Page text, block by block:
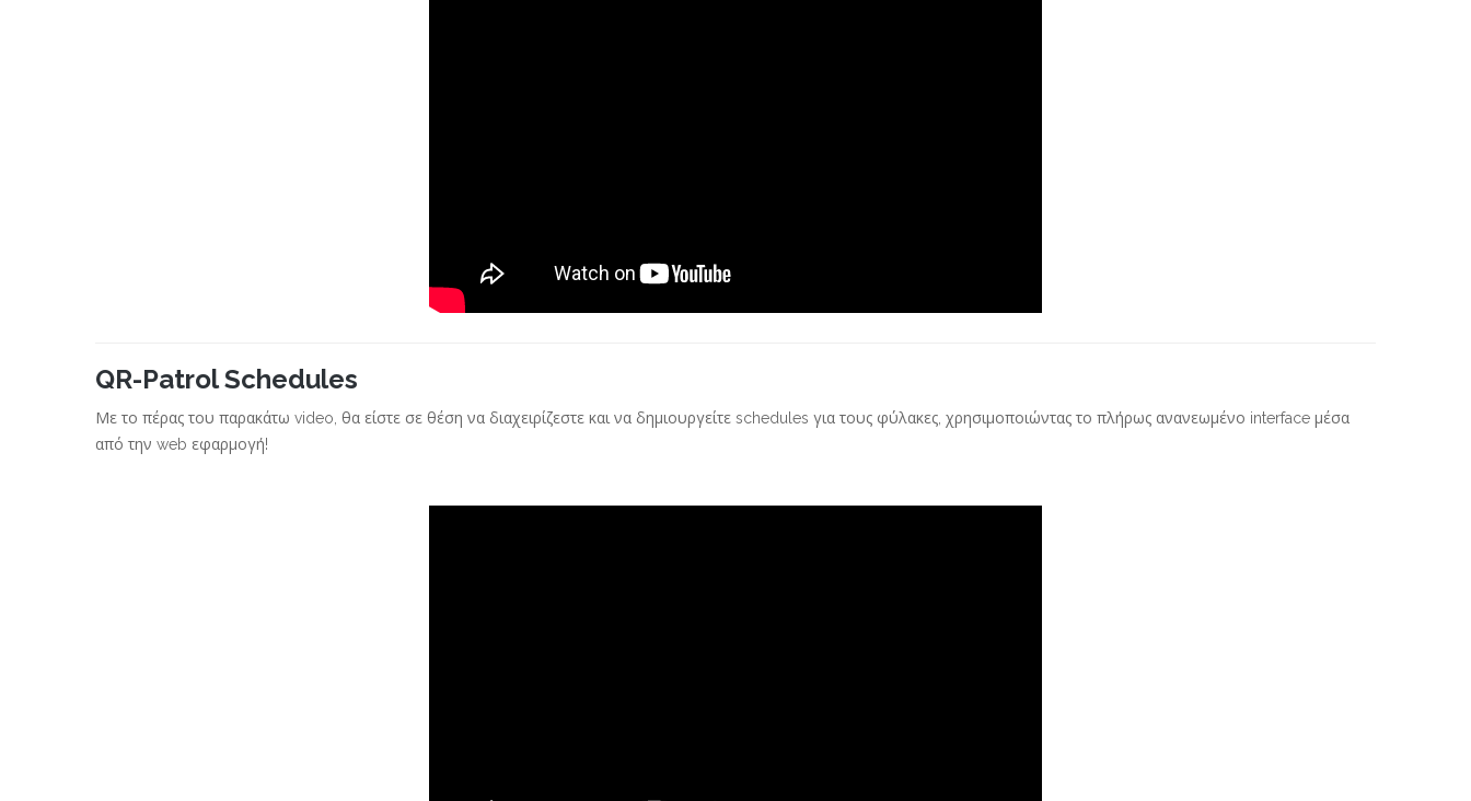
QR-Patrol Schedules
Με το πέρας του παρακάτω video, θα είστε σε θέση να διαχειρίζεστε και να δημιουργείτε schedules για τους φύλακες, χρησιμοποιώντας το πλήρως ανανεωμένο interface μέσα
από την web εφαρμογή!